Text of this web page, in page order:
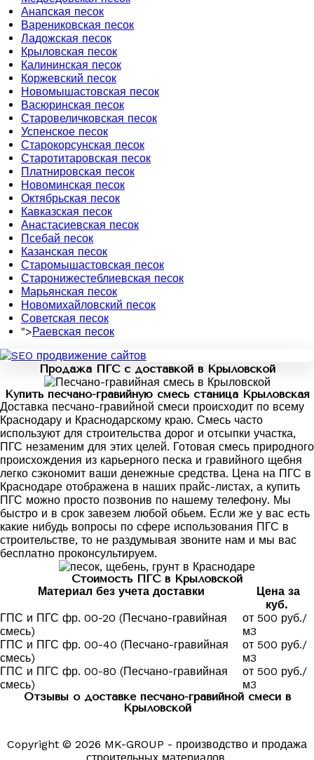
Анапская песок
Варениковская песок
Ладожская песок
Крыловская песок
Калининская песок
Коржевский песок
Новомышастовская песок
Васюринская песок
Старовеличковская песок
Успенское песок
Старокорсунская песок
Старотитаровская песок
Платнировская песок
Новоминская песок
Октябрьская песок
Кавказская песок
Анастасиевская песок
Псебай песок
Казанская песок
Старомышастовская песок
Старонижестеблиевская песок
Марьянская песок
Новомихайловский песок
Советская песок
">Раевская песок
Продажа ПГС с доставкой в Крыловской
Купить песчано-гравийную смесь станица Крыловская
Доставка песчано-гравийной смеси происходит по всему
Краснодару и Краснодарскому краю. Смесь часто
используют для строительства дорог и отсыпки участка,
ПГС незаменим для этих целей. Готовая смесь природного
происхождения из карьерного песка и гравийного щебня
легко сэкономит ваши денежные средства. Цена на ПГС в
Краснодаре отображена в наших прайс-листах, а купить
ПГС можно просто позвонив по нашему телефону. Мы
быстро и в срок завезем любой обьем. Если же у вас есть
какие нибудь вопросы по сфере использования ПГС в
строительстве, то не раздумывая звоните нам и мы вас
бесплатно проконсультируем.
Стоимость ПГС в Крыловской
Материал без учета доставки
Цена за
куб.
ГПС и ПГС фр. 00-20 (Песчано-гравийная
смесь)
от 500 руб./
м3
ГПС и ПГС фр. 00-40 (Песчано-гравийная
смесь)
от 500 руб./
м3
ГПС и ПГС фр. 00-80 (Песчано-гравийная
смесь)
от 500 руб./
м3
Отзывы о доставке песчано-гравийной смеси в
Крыловской
Copyright © 2026 MK-GROUP - производство и продажа